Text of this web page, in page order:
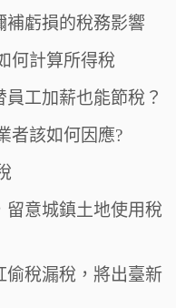
補虧損的稅務影響
何計算所得稅
員工加薪也能節稅？
者該如何因應?
留意城鎮土地使用稅
偷稅漏稅，將出臺新